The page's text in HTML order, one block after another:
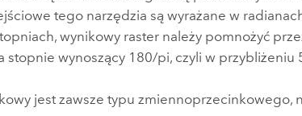
tego narzędzia są wyrażane w
wynikowy raster należy pomnożyć
stopnie wynoszący 180/pi, czyli w przybliżeniu
jest zawsze typu zmiennoprzecinkowego,